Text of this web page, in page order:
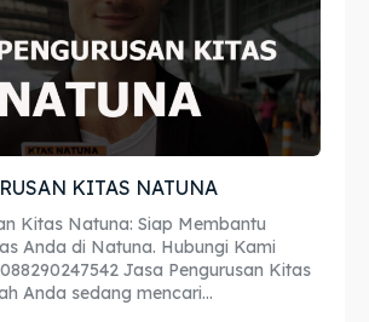
KITAS NATUNA
Kitas Natuna: Siap Membantu
Anda di Natuna. Hubungi Kami
Jasa Pengurusan Kitas
Anda sedang mencari...